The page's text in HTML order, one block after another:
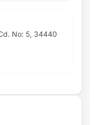
No: 5, 34440